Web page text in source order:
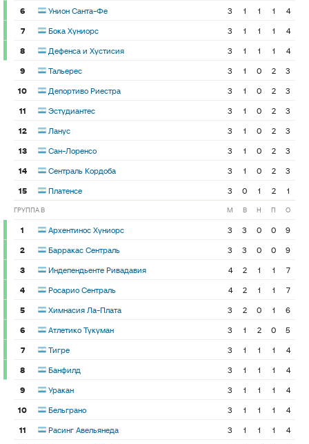
6
Унион Санта-Фе 3 1 1 1
4
7
Бока Хуниорс 3 1 1 1
4
8
Дефенса и Хустисия 3 1 1 1
4
9
Тальерес 3 1 0 2
3
10
Депортиво Риестра 3 1 0 2
3
11
Эстудиантес 3 1 0 2
3
12
Ланус 3 1 0 2
3
13
Сан-Лоренсо 3 1 0 2
3
14
Сентраль Кордоба 3 1 0 2
3
15
Платенсе 3 0 1 2 1
ГРУППА B М В Н П О
1 Архентинос Хуниорс 3 3 0 0
9
2
Барракас Сентраль 3 3 0 0
9
3
Индепендьенте Ривадавия 4 2 1 1
7
4
Росарио Сентраль 4 2 1 1
7
5
Химнасия Ла-Плата 3 2 0 1
6
6
Атлетико Тукуман 3 1 2 0
5
7
Тигре 3 1 1 1
4
8
Банфилд 3 1 1 1
4
9
Уракан 3 1 1 1
4
10
Бельграно 3 1 1 1
4
11
Расинг Авельянеда 3 1 1 1
4